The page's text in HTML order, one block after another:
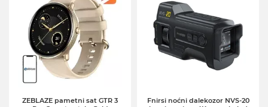
ZEBLAZE pametni sat GTR 3
Fnirsi noćni dalekozor NVS-20